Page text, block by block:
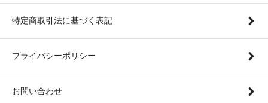
特定商取引法に基づく表記
プライバシーポリシー
お問い合わせ